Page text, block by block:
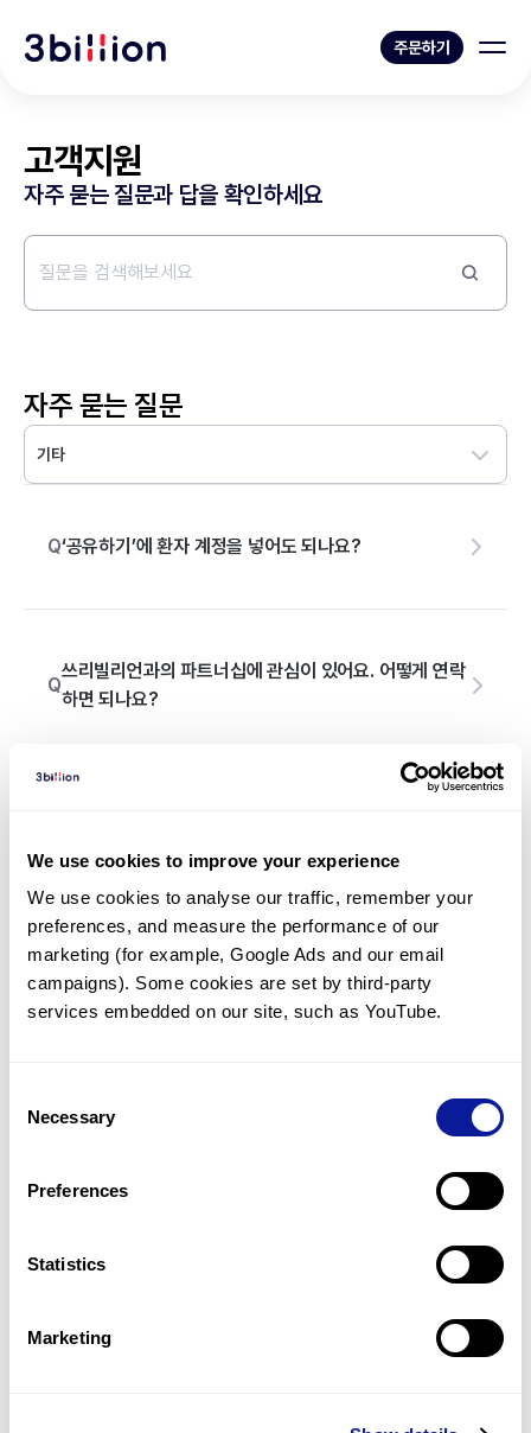
We use cookies to improve your experience
We use cookies to analyse our traffic, remember your
preferences, and measure the performance of our
marketing (for example, Google Ads and our email
campaigns). Some cookies are set by third-party
services embedded on our site, such as YouTube.
Selection
Necessary
Preferences
Statistics
Marketing
주문하기
고객지원
자주 묻는 질문과 답을 확인하세요
자주 묻는 질문
기타
Q‘공유하기’에 환자 계정을 넣어도 되나요?
Q
쓰리빌리언과의 파트너십에 관심이 있어요. 어떻게 연락
하면 되나요?
Q포털 사이트 가입 시 연구자와 의사의 차이가 있나요?